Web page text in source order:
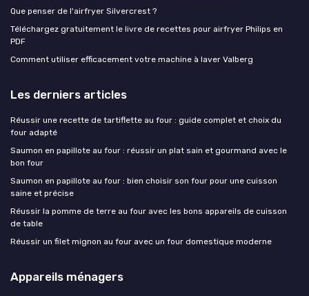
Que penser de l'airfryer Silvercrest ?
Téléchargez gratuitement le livre de recettes pour airfryer Philips en
PDF
Comment utiliser efficacement votre machine à laver Valberg
Les derniers articles
Réussir une recette de tartiflette au four : guide complet et choix du
four adapté
Saumon en papillote au four : réussir un plat sain et gourmand avec le
bon four
Saumon en papillote au four : bien choisir son four pour une cuisson
saine et précise
Réussir la pomme de terre au four avec les bons appareils de cuisson
de table
Réussir un filet mignon au four avec un four domestique moderne
Appareils ménagers